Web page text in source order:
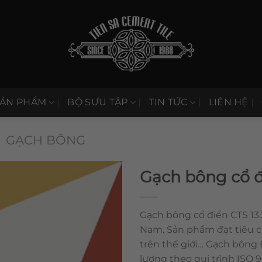
PHẨM BỘ SƯU TẬP TIN TỨC LIÊN HỆ
GẠCH BÔNG
Gạch bông cổ
Gạch bông cổ điển CTS
Nam. Sản phẩm đạt tiêu
trên thế giới… Gạch bông
lượng theo qui trình ISO